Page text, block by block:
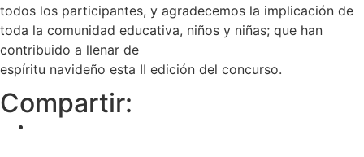
todos los participantes, y agradecemos la implicación de
toda la comunidad educativa, niños y niñas; que han
contribuido a llenar de
espíritu navideño esta II edición del concurso.
Compartir: